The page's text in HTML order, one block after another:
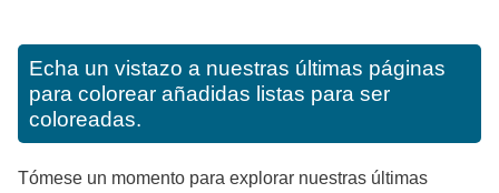
Echa un vistazo a nuestras últimas páginas
para colorear añadidas listas para ser
coloreadas.
Tómese un momento para explorar nuestras últimas